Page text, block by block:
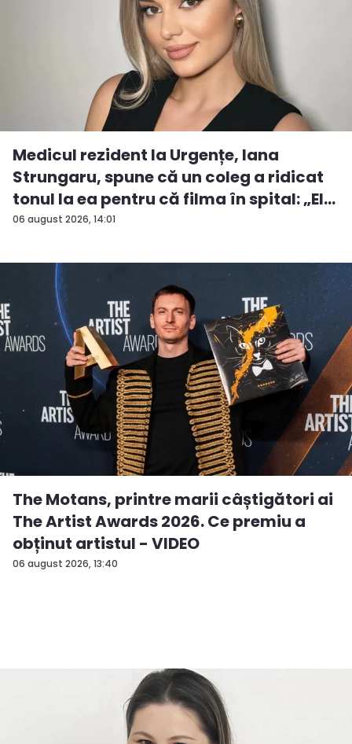
06 august 2026, 14:01
Medicul rezident la Urgențe, Iana
Strungaru, spune că un coleg a ridicat
tonul la ea pentru că filma în spital: „El
a...
06 august 2026, 13:40
The Motans, printre marii câștigători ai
The Artist Awards 2026. Ce premiu a
obținut artistul - VIDEO